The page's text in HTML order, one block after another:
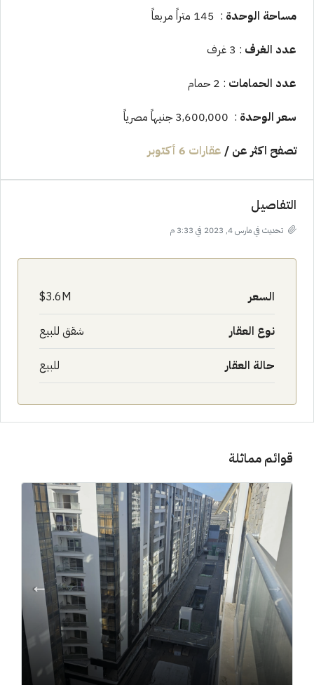
مساحة الوحدة : 145 متراً مربعاً
عدد الغرف : 3 غرف
عدد الحمامات : 2 حمام
سعر الوحدة : 3,600,000 جنيهاً مصرياً
تصفح اكثر عن / عقارات 6 أكتوبر
التفاصيل
تحديث في مارس 4, 2023 في 3:33 م
السعر 3.6M$
نوع العقار شقق للبيع
حالة العقار للبيع
قوائم مماثلة